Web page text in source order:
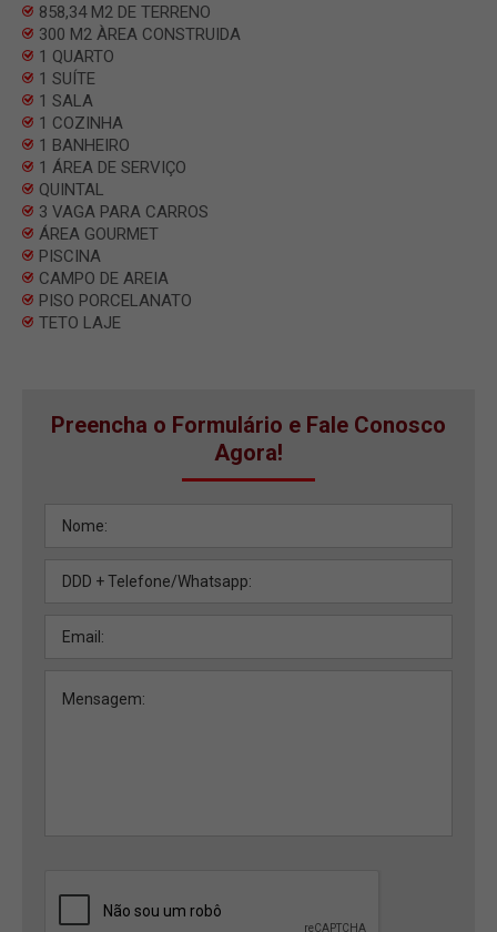
858,34 M2 DE TERRENO
300 M2 ÀREA CONSTRUIDA
1 QUARTO
1 SUÍTE
1 SALA
1 COZINHA
1 BANHEIRO
1 ÁREA DE SERVIÇO
QUINTAL
3 VAGA PARA CARROS
ÁREA GOURMET
PISCINA
CAMPO DE AREIA
PISO PORCELANATO
TETO LAJE
Preencha o Formulário e Fale Conosco
Agora!